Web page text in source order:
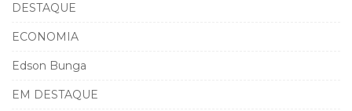
DESTAQUE
ECONOMIA
Edson Bunga
EM DESTAQUE